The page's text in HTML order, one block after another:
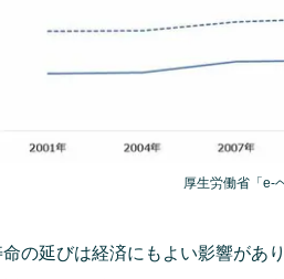
厚生労働省「e-
の延びは経済にもよい影響があ